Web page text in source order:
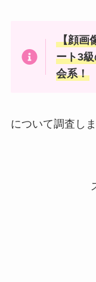
【顔画
ート3
会系！
について調査しま